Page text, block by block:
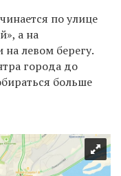
по улице
», а на
на левом берегу.
города до
больше